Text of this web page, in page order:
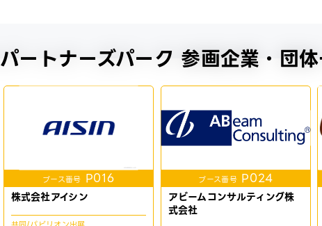
パートナーズパーク 参画企業・団
ブース番号 P016
株式会社アイシン
ブース番号P024
アビームコンサルティング株
式会社